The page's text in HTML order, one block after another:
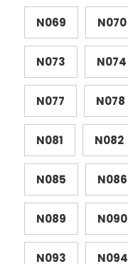
N069 N070
N073 N074
N077 N078
N081 N082
N085 N086
N089 N090
N093 N094